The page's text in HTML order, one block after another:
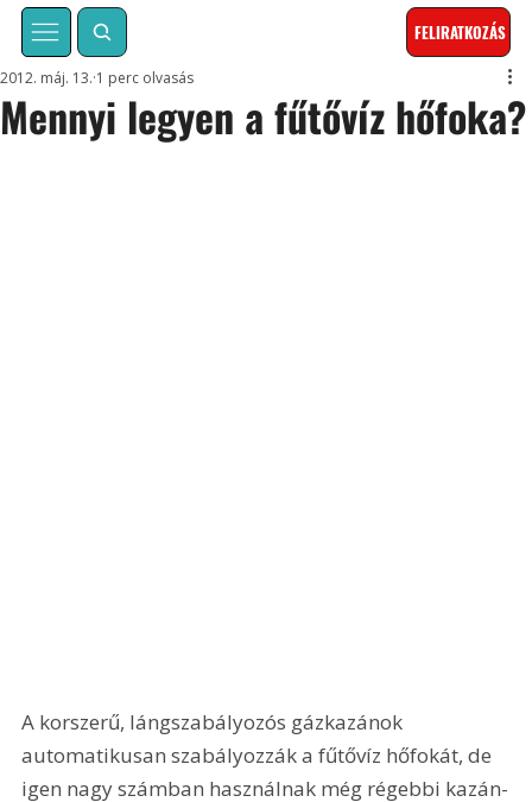
FELIRATKOZÁS
Mennyi legyen a fűtővíz hőfoka?
2012. máj. 13. 1 perc olvasás
A korszerű, lángszabályozós gáz­kazánok
automatikusan szabályozzák a fűtővíz hőfokát, de
igen nagy számban használnak még régebbi kazán-